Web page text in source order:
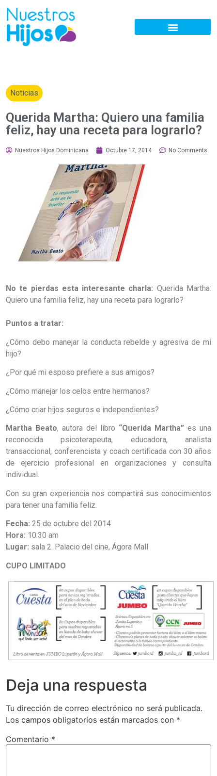
Noticias
Querida Martha: Quiero una familia
feliz, hay una receta para lograrlo?
Nuestros Hijos Dominicana Octubre 17, 2014 No Comments
No te pierdas esta interesante charla: Querida Martha:
Quiero una familia feliz, hay una receta para lograrlo?
Puntos a tratar:
¿Cómo debo manejar la conducta rebelde y agresiva de mi
hijo?
¿Por qué mi esposo prefiere a sus amigos?
¿Cómo manejar los celos entre hermanos?
¿Cómo criar hijos seguros e independientes?
Martha Beato, autora del libro “Querida Martha” es una
reconocida psicoterapeuta, educadora, analista
transaccional, conferencista y coach certificada con 30 años
de ejercicio profesional en organizaciones y consulta
individual.
Con su gran experiencia nos compartirá sus conocimientos
para tener una familia feliz.
Fecha: 25 de octubre del 2014
Hora: 10:30 am
Lugar: sala 2. Palacio del cine, Ágora Mall
CUPO LIMITADO
Deja una respuesta
Tu dirección de correo electrónico no será publicada.
Los campos obligatorios están marcados con *
Comentario *